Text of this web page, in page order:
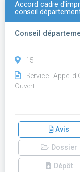
Accord cadre
conseil
Conseil
15
Service - Appel
Ouvert
Avis
Dossier
Dépôt